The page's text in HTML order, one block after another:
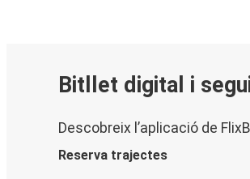
Bitllet digital i
Descobreix l’aplicació de
Reserva trajectes